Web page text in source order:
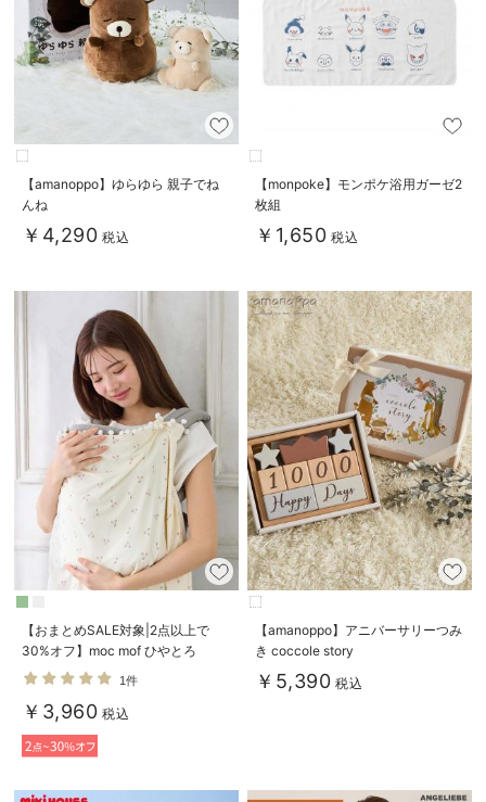
【amanoppo】ゆらゆら 親子でね
んね
￥4,290 税込
【monpoke】モンポケ浴用ガーゼ2
枚組
￥1,650 税込
【おまとめSALE対象|2点以上で
30%オフ】moc mof ひやとろ
3WAYブランケット
1件
￥3,960 税込
【amanoppo】アニバーサリーつみ
き coccole story
￥5,390 税込